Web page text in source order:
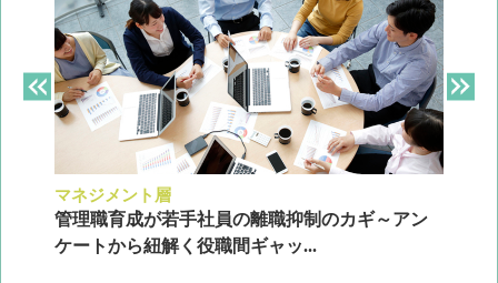
マネジメント層
管理職育成が若手社員の離職抑制のカギ～アン
ケートから紐解く役職間ギャッ...